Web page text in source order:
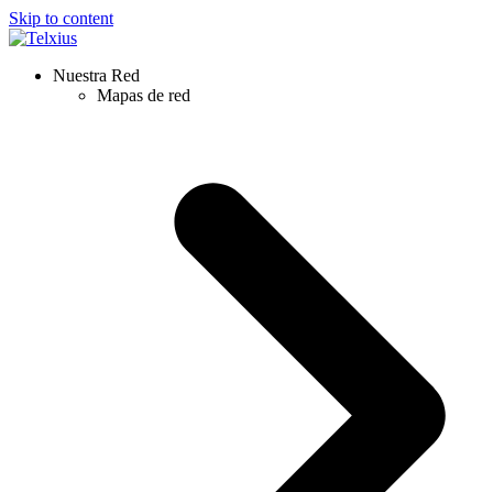
Skip to content
Nuestra Red
Mapas de red